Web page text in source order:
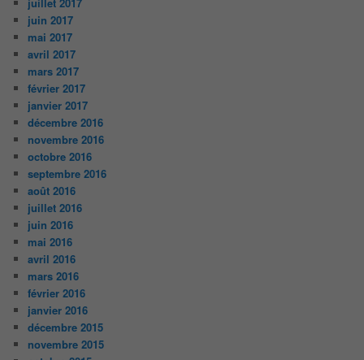
juin 2017
mai 2017
avril 2017
mars 2017
février 2017
janvier 2017
décembre 2016
novembre 2016
octobre 2016
septembre 2016
août 2016
juillet 2016
juin 2016
mai 2016
avril 2016
mars 2016
février 2016
janvier 2016
décembre 2015
novembre 2015